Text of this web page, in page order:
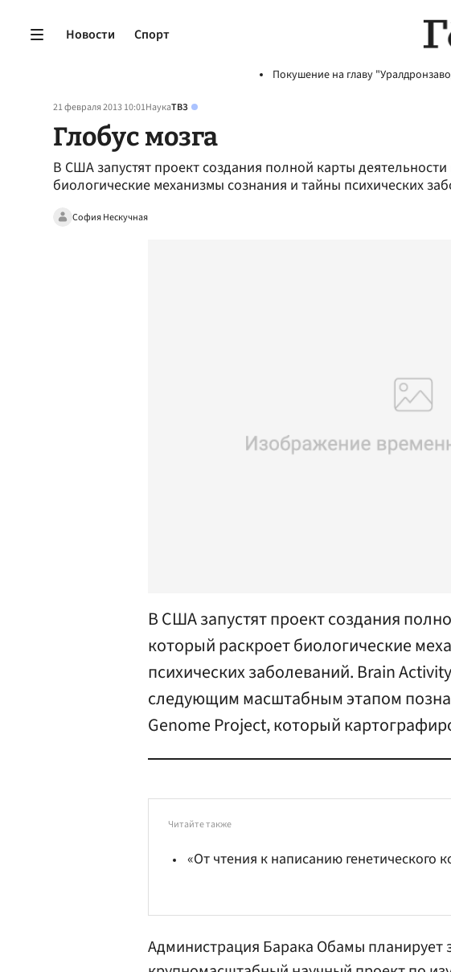
Новости Спорт
Покушение на главу
21 февраля 2013 10:01НаукаТВЗ
Глобус мозга
В США запустят проект создания полной карты
биологические механизмы сознания и тайны психических
София Нескучная
В США запустят проект создания
который раскроет биологические
психических заболеваний. Brain
следующим масштабным этапом
Genome Project, который
Читайте также
«От чтения к написанию генетического
Администрация Барака Обамы планирует